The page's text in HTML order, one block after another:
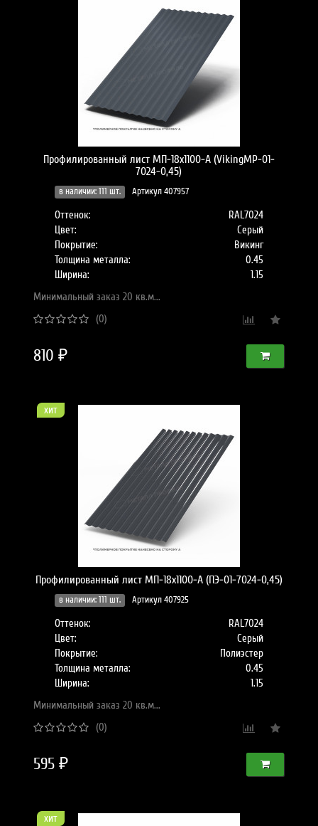
Профилированный лист МП-18x1100-A (VikingMP-01-
7024-0,45)
в наличии: 111 шт. Артикул 407957
Оттенок:
RAL7024
Цвет:
Серый
Покрытие:
Викинг
Толщина металла:
0.45
Ширина:
1.15
Минимальный заказ 20 кв.м...
(0)
810 ₽
хит
Профилированный лист МП-18x1100-A (ПЭ-01-7024-0,45)
в наличии: 111 шт. Артикул 407925
Оттенок:
RAL7024
Цвет:
Серый
Покрытие:
Полиэстер
Толщина металла:
0.45
Ширина:
1.15
Минимальный заказ 20 кв.м...
(0)
595 ₽
хит